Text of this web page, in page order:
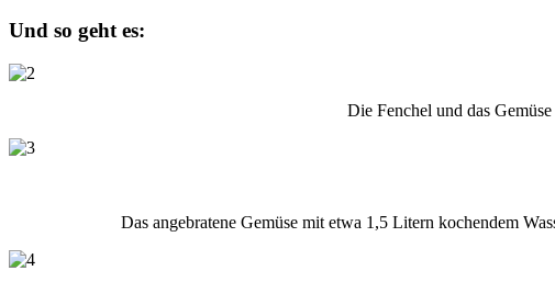
Und so geht es:
Die Fenchel und das
Das angebratene Gemüse mit etwa 1,5 Litern kochendem